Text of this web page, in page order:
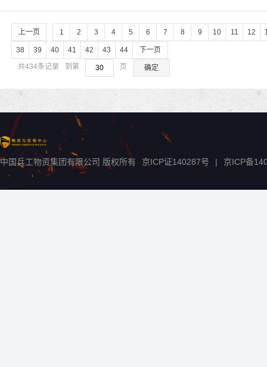
上一页 1 2 3 4 5 6 7 8 9 10 11 12
38 39 40 41 42 43 44
下一页
共434条记录
到第 页 确定
中国兵工物资集团有限公司 版权所有 京ICP证140287号 | 京ICP备